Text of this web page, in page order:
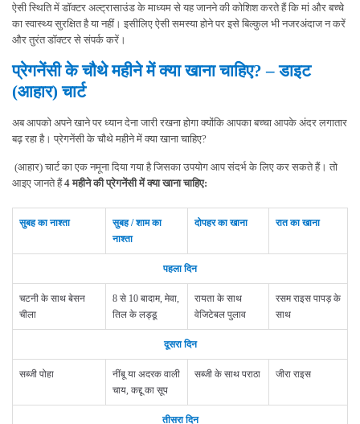
ऐसी स्थिति में डॉक्टर अल्ट्रासाउंड के माध्यम से यह जानने की कोशिश करते हैं कि मां और बच्चे
का स्वास्थ्य सुरक्षित है या नहीं। इसीलिए ऐसी समस्या होने पर इसे बिल्कुल भी नजरअंदाज न करें
और तुरंत डॉक्टर से संपर्क करें।
प्रेगनेंसी के चौथे महीने में क्या खाना चाहिए? – डाइट
(आहार) चार्ट
अब आपको अपने खाने पर ध्यान देना जारी रखना होगा क्योंकि आपका बच्चा आपके अंदर लगातार
बढ़ रहा है। प्रेगनेंसी के चौथे महीने में क्या खाना चाहिए?
(आहार) चार्ट का एक नमूना दिया गया है जिसका उपयोग आप संदर्भ के लिए कर सकते हैं। तो
आइए जानते हैं4 महीने की प्रेगनेंसी में क्या खाना चाहिए:
सुबह का नाश्ता
सुबह / शाम का
नाश्ता
दोपहर का खाना रात का खाना
पहला दिन
चटनी के साथ बेसन
चीला
8 से 10 बादाम, मेवा,
तिल के लड्डू
रायता के साथ
वेजिटेबल पुलाव
रसम राइस पापड़ के
साथ
दूसरा दिन
सब्जी पोहा
नींबू या अदरक वाली
चाय, कद्दू का सूप
सब्जी के साथ पराठा जीरा राइस
तीसरा दिन